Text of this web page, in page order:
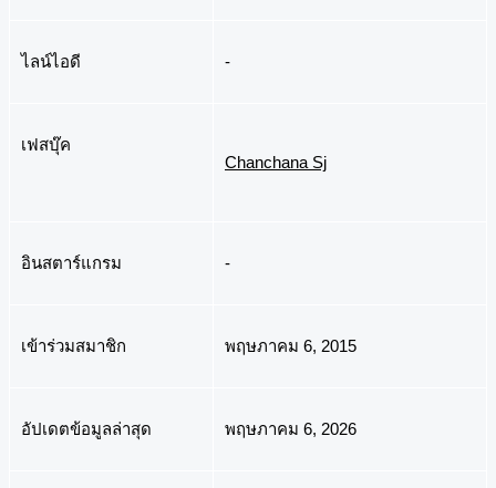
ไลน์ไอดี -
เฟสบุ๊ค
Chanchana Sj
อินสตาร์แกรม -
เข้าร่วมสมาชิก พฤษภาคม 6, 2015
อัปเดตข้อมูลล่าสุด พฤษภาคม 6, 2026